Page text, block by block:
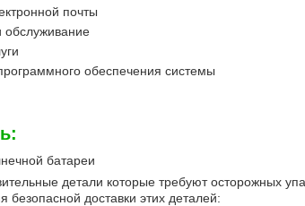
почты
обслуживание
обеспечения системы
батареи
детали которые требуют осторожных
безопасной доставки этих деталей: